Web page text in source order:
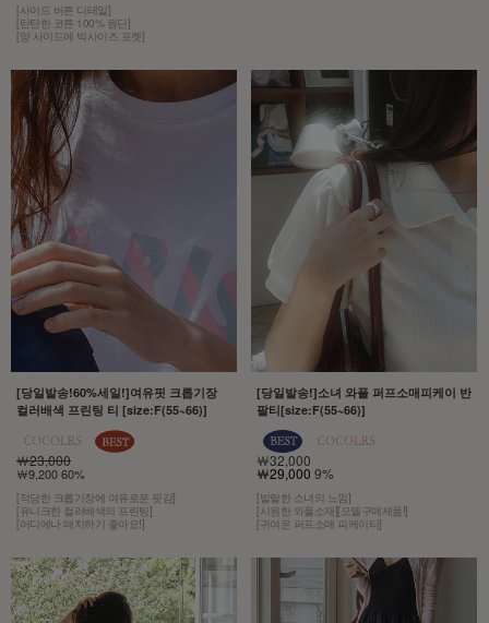
[사이드 버튼 디테일]
[탄탄한 코튼 100% 원단]
[양 사이드에 빅사이즈 포켓]
[당일발송!60%세일!]여유핏 크롭기장
컬러배색 프린팅 티 [size:F(55~66)]
￦23,000
￦9,200 60%
[적당한 크롭기장에 여유로운 핏감]
[유니크한 컬러배색의 프린팅]
[어디에나 매치하기 좋아요!]
[당일발송!]소녀 와플 퍼프소매피케이 반
팔티[size:F(55~66)]
￦32,000
￦29,000 9%
[발랄한 소녀의 느낌]
[시원한 와플소재][모델구매제품!]
[귀여운 퍼프소매 피케이티]